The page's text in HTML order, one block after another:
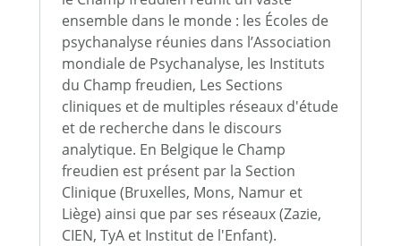
ensemble dans le monde : les Écoles de
psychanalyse réunies dans l’Association
mondiale de Psychanalyse, les Instituts
du Champ freudien, Les Sections
cliniques et de multiples réseaux d'étude
et de recherche dans le discours
analytique. En Belgique le Champ
freudien est présent par la Section
Clinique (Bruxelles, Mons, Namur et
Liège) ainsi que par ses réseaux (Zazie,
CIEN, TyA et Institut de l'Enfant).